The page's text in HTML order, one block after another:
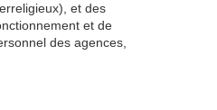
et des
et de
des agences,